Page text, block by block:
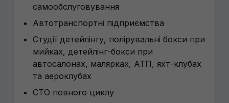
самообслуговування
Автотранспортні підприємства
Студії детейлінгу, полірувальні бокси при
мийках, детейлінг-бокси при
автосалонах, малярках, АТП, яхт-клубах
та аероклубах
СТО повного циклу